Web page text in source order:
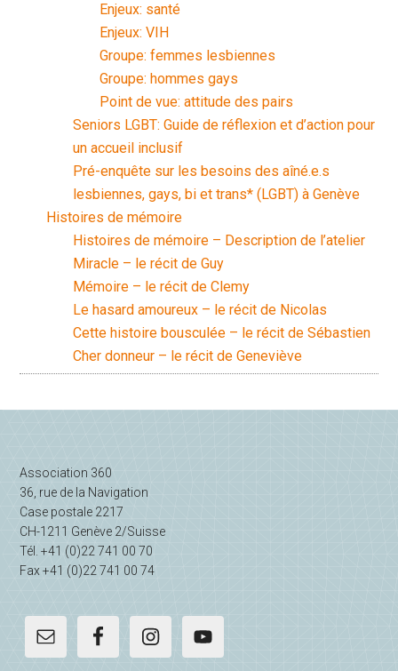
Enjeux: santé
Enjeux: VIH
Groupe: femmes lesbiennes
Groupe: hommes gays
Point de vue: attitude des pairs
Seniors LGBT: Guide de réflexion et d’action pour
un accueil inclusif
Pré-enquête sur les besoins des aîné.e.s
lesbiennes, gays, bi et trans* (LGBT) à Genève
Histoires de mémoire
Histoires de mémoire – Description de l’atelier
Miracle – le récit de Guy
Mémoire – le récit de Clemy
Le hasard amoureux – le récit de Nicolas
Cette histoire bousculée – le récit de Sébastien
Cher donneur – le récit de Geneviève
principale
Association 360
36, rue de la Navigation
Case postale 2217
CH-1211 Genève 2/Suisse
Tél. +41 (0)22 741 00 70
Fax +41 (0)22 741 00 74